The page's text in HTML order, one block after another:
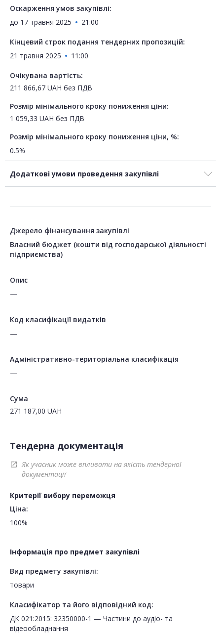
Оскарження умов закупівлі:
до 17 травня 2025 21:00
Кінцевий строк подання тендерних пропозицій:
21 травня 2025
11:00
Очікувана вартість:
211 866,67 UAH без ПДВ
Розмір мінімального кроку пониження ціни:
1 059,33 UAH без ПДВ
Розмір мінімального кроку пониження ціни, %:
0.5%
Додаткові умови проведення закупівлі
Джерело фінансування закупівлі
Власний бюджет (кошти від господарської діяльності
підприємства)
Опис
—
Код класифікації видатків
—
Адміністративно-територіальна класифікація
—
Сума
271 187,00 UAH
Тендерна документація
open_in_new
Як учасник може впливати на якість тендерної
документації
Критерії вибору переможця
Ціна:
100%
Інформація про предмет закупівлі
Вид предмету закупівлі:
товари
Класифікатор та його відповідний код:
ДК 021:2015: 32350000-1 — Частини до аудіо- та
відеообладнання